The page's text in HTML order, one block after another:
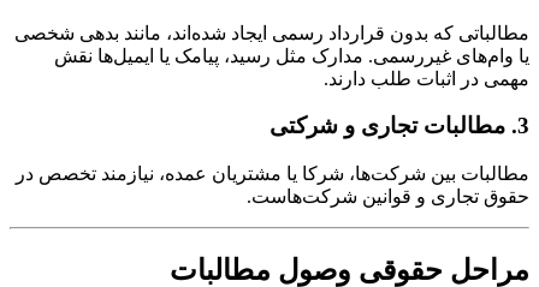
مطالباتی که بدون قرارداد رسمی ایجاد شده‌اند، مانند بدهی شخصی
یا وام‌های غیررسمی. مدارک مثل رسید، پیامک یا ایمیل‌ها نقش
مهمی در اثبات طلب دارند.
3. مطالبات تجاری و شرکتی
مطالبات بین شرکت‌ها، شرکا یا مشتریان عمده، نیازمند تخصص در
حقوق تجاری و قوانین شرکت‌هاست.
مراحل حقوقی وصول مطالبات